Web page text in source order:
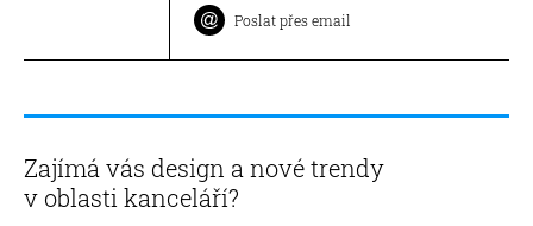
Poslat přes email
Zajímá vás design a nové trendy
v oblasti kanceláří?